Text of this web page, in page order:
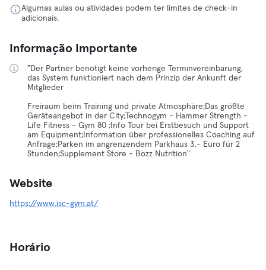
Algumas aulas ou atividades podem ter limites de check-in
adicionais.
Informação Importante
"Der Partner benötigt keine vorherige Terminvereinbarung,
das System funktioniert nach dem Prinzip der Ankunft der
Mitglieder
Freiraum beim Training und private Atmosphäre;Das größte
Geräteangebot in der City;Technogym - Hammer Strength -
Life Fitness - Gym 80 ;Info Tour bei Erstbesuch und Support
am Equipment;Information über professionelles Coaching auf
Anfrage;Parken im angrenzendem Parkhaus 3.- Euro für 2
Stunden;Supplement Store - Bozz Nutrition"
Website
https://www.isc-gym.at/
Horário